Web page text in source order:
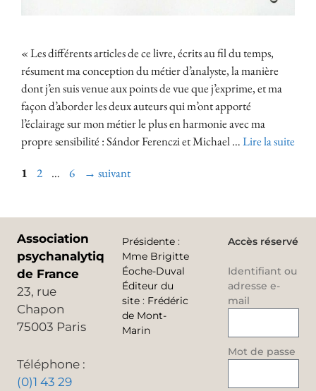
« Les différents articles de ce livre, écrits au fil du temps,
résument ma conception du métier d’analyste, la manière
dont j’en suis venue aux points de vue que j’exprime, et ma
façon d’aborder les deux auteurs qui m’ont apporté
l’éclairage sur mon métier le plus en harmonie avec ma
propre sensibilité : Sándor Ferenczi et Michael …Lire la suite
1 2 … 6 → suivant
Association
psychanalytique
de France
23, rue
Chapon
75003 Paris
Téléphone :
(0)1 43 29
Présidente :
Mme Brigitte
Éoche-Duval
Éditeur du
site : Frédéric
de Mont-
Marin
Accès réservé
Identifiant ou
adresse e-
mail
Mot de passe